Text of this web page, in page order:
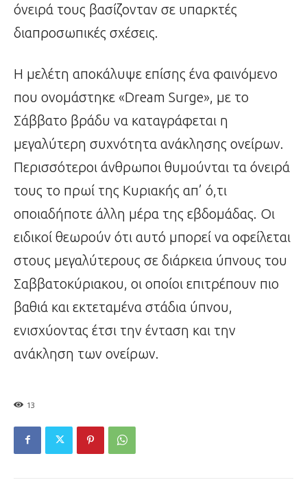
όνειρά τους βασίζονταν σε υπαρκτές
διαπροσωπικές σχέσεις.
Η μελέτη αποκάλυψε επίσης ένα φαινόμενο
που ονομάστηκε «Dream Surge», με το
Σάββατο βράδυ να καταγράφεται η
μεγαλύτερη συχνότητα ανάκλησης ονείρων.
Περισσότεροι άνθρωποι θυμούνται τα όνειρά
τους το πρωί της Κυριακής απ’ ό,τι
οποιαδήποτε άλλη μέρα της εβδομάδας. Οι
ειδικοί θεωρούν ότι αυτό μπορεί να οφείλεται
στους μεγαλύτερους σε διάρκεια ύπνους του
Σαββατοκύριακου, οι οποίοι επιτρέπουν πιο
βαθιά και εκτεταμένα στάδια ύπνου,
ενισχύοντας έτσι την ένταση και την
ανάκληση των ονείρων.
13